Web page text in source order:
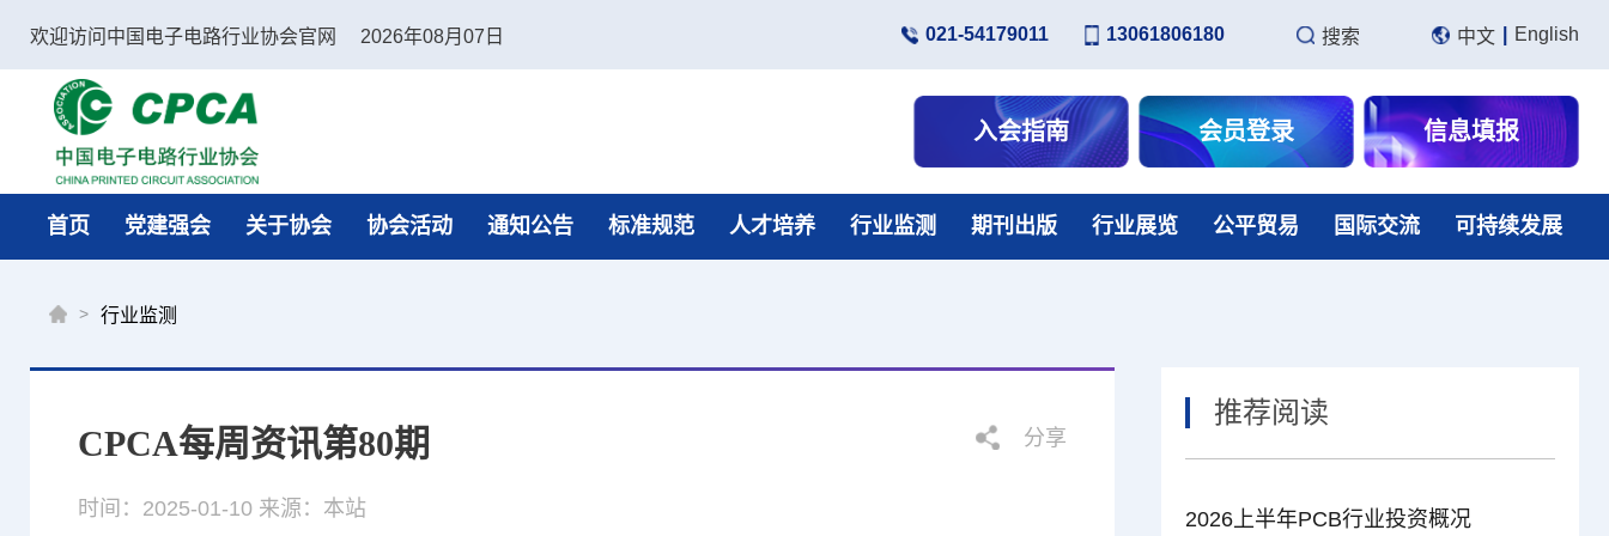
欢迎访问中国电子电路行业协会官网 2026年08月07日 021-54179011 13061806180 搜索 中文 English
中国电子电路行业协会
入会指南 会员登录 信息填报
首页 党建强会 关于协会 协会活动 通知公告 标准规范 人才培养 行业监测 期刊出版 行业展览 公平贸易 国际交流 可持续发展
> 行业监测
CPCA每周资讯第80期 分享
时间：2025-01-10 来源：本站
推荐阅读
2026上半年PCB行业投资概况